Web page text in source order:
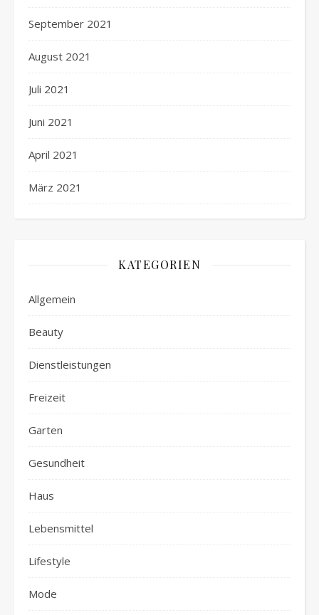
September 2021
August 2021
Juli 2021
Juni 2021
April 2021
März 2021
KATEGORIEN
Allgemein
Beauty
Dienstleistungen
Freizeit
Garten
Gesundheit
Haus
Lebensmittel
Lifestyle
Mode